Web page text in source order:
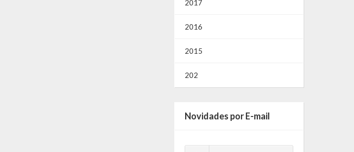
2017
2016
2015
202
Novidades por E-mail